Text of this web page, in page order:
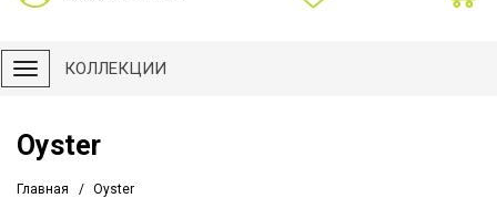
КОЛЛЕКЦИИ
Oyster
Главная Oyster